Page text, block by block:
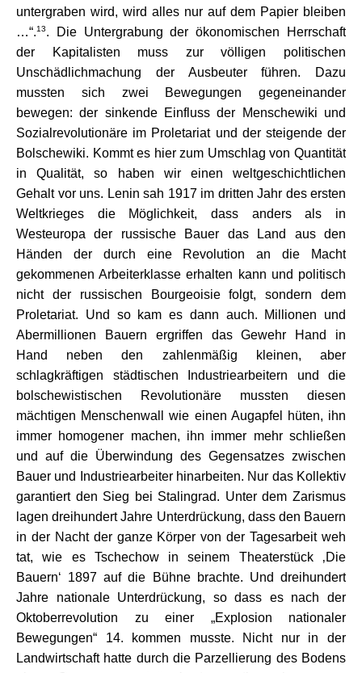
untergraben wird, wird alles nur auf dem Papier bleiben
…“.13. Die Untergrabung der ökonomischen Herrschaft
der Kapitalisten muss zur völligen politischen
Unschädlichmachung der Ausbeuter führen. Dazu
mussten sich zwei Bewegungen gegeneinander
bewegen: der sinkende Einfluss der Menschewiki und
Sozialrevolutionäre im Proletariat und der steigende der
Bolschewiki. Kommt es hier zum Umschlag von Quantität
in Qualität, so haben wir einen weltgeschichtlichen
Gehalt vor uns. Lenin sah 1917 im dritten Jahr des ersten
Weltkrieges die Möglichkeit, dass anders als in
Westeuropa der russische Bauer das Land aus den
Händen der durch eine Revolution an die Macht
gekommenen Arbeiterklasse erhalten kann und politisch
nicht der russischen Bourgeoisie folgt, sondern dem
Proletariat. Und so kam es dann auch. Millionen und
Abermillionen Bauern ergriffen das Gewehr Hand in
Hand neben den zahlenmäßig kleinen, aber
schlagkräftigen städtischen Industriearbeitern und die
bolschewistischen Revolutionäre mussten diesen
mächtigen Menschenwall wie einen Augapfel hüten, ihn
immer homogener machen, ihn immer mehr schließen
und auf die Überwindung des Gegensatzes zwischen
Bauer und Industriearbeiter hinarbeiten. Nur das Kollektiv
garantiert den Sieg bei Stalingrad. Unter dem Zarismus
lagen dreihundert Jahre Unterdrückung, dass den Bauern
in der Nacht der ganze Körper von der Tagesarbeit weh
tat, wie es Tschechow in seinem Theaterstück ‚Die
Bauern‘ 1897 auf die Bühne brachte. Und dreihundert
Jahre nationale Unterdrückung, so dass es nach der
Oktoberrevolution zu einer „Explosion nationaler
Bewegungen“ 14. kommen musste. Nicht nur in der
Landwirtschaft hatte durch die Parzellierung des Bodens